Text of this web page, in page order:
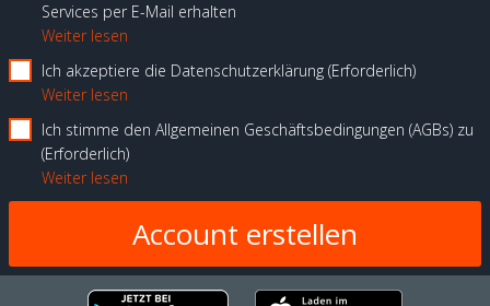
Services per E-Mail erhalten
Weiter lesen
Ich akzeptiere die Datenschutzerklärung Erforderlich
Weiter lesen
Ich stimme den Allgemeinen Geschäftsbedingungen (AGBs) zu
Erforderlich
Weiter lesen